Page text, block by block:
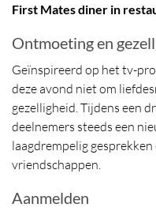
First Mates diner in
Ontmoeting en
Geïnspireerd op het tv-
deze avond niet om
gezelligheid. Tijdens een
deelnemers steeds een
laagdrempelig
vriendschappen.
Aanmelden